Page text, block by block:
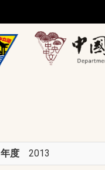
年度 2013